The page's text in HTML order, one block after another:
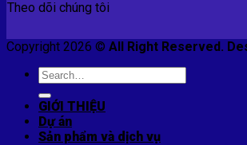
Theo dõi chúng tôi
Copyright 2026 © All Right Reserved.
Search
for:
GIỚI THIỆU
Dự án
Sản phẩm và dịch vụ